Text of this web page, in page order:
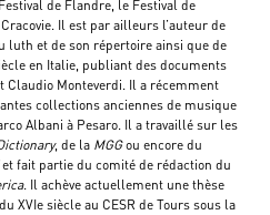
de Flandre, le Festival de
Il est par ailleurs l’auteur de
luth et de son répertoire ainsi que de
en Italie, publiant des documents
Claudio Monteverdi. Il a récemment
collections anciennes de musique
Albani à Pesaro. Il a travaillé sur les
, de la MGGou encore du
et fait partie du comité de rédaction du
. Il achève actuellement une thèse
XVIe siècle au CESR de Tours sous la